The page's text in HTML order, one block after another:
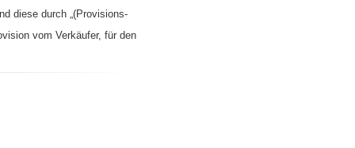
diese durch „(Provisions-
vom Verkäufer, für den